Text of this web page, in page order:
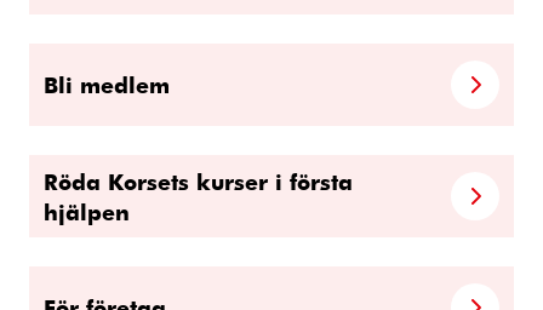
Bli medlem
Röda Korsets kurser i första
hjälpen